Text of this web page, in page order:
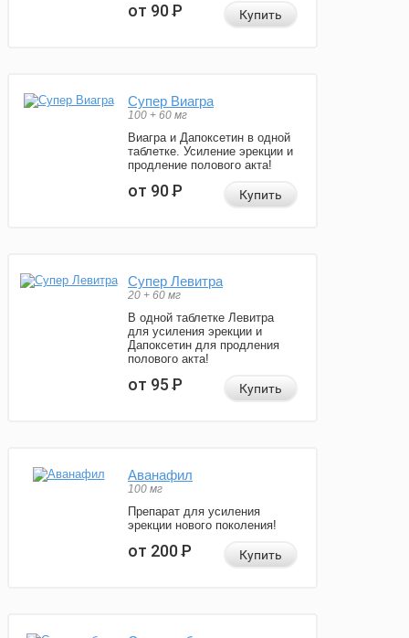
от 90Р Купить
Супер Виагра
100 + 60 мг
Виагра и Дапоксетин в одной
таблетке. Усиление эрекции и
продление полового акта!
от 90Р Купить
Супер Левитра
20 + 60 мг
В одной таблетке Левитра
для усиления эрекции и
Дапоксетин для продления
полового акта!
от 95Р Купить
Аванафил
100 мг
Препарат для усиления
эрекции нового поколения!
от 200Р Купить